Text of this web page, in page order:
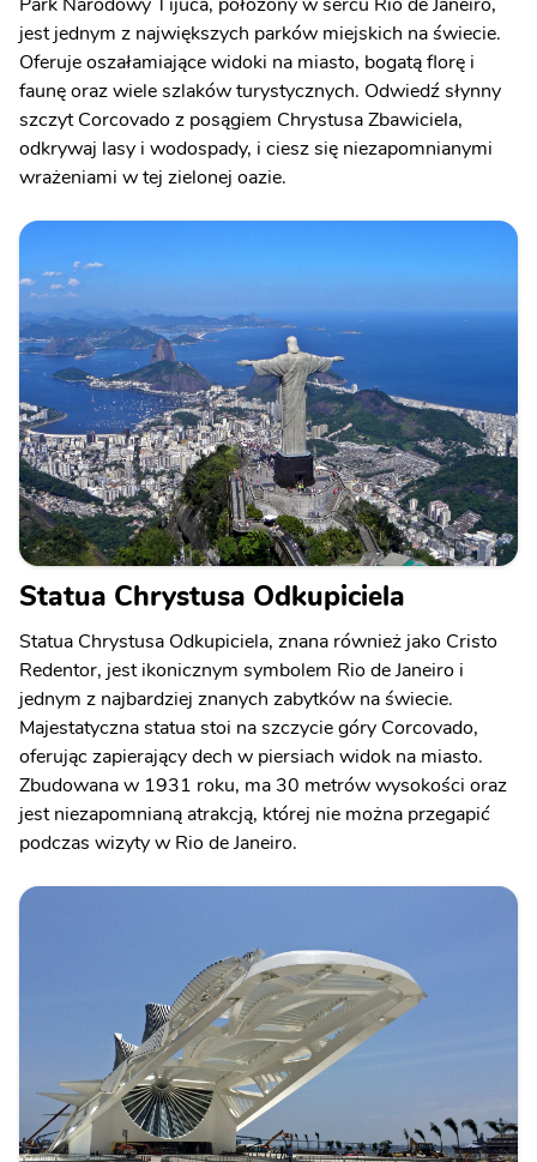
jest jednym z największych parków miejskich na świecie.
Oferuje oszałamiające widoki na miasto, bogatą florę i
faunę oraz wiele szlaków turystycznych. Odwiedź słynny
szczyt Corcovado z posągiem Chrystusa Zbawiciela,
odkrywaj lasy i wodospady, i ciesz się niezapomnianymi
wrażeniami w tej zielonej oazie.
Statua Chrystusa Odkupiciela
Statua Chrystusa Odkupiciela, znana również jako Cristo
Redentor, jest ikonicznym symbolem Rio de Janeiro i
jednym z najbardziej znanych zabytków na świecie.
Majestatyczna statua stoi na szczycie góry Corcovado,
oferując zapierający dech w piersiach widok na miasto.
Zbudowana w 1931 roku, ma 30 metrów wysokości oraz
jest niezapomnianą atrakcją, której nie można przegapić
podczas wizyty w Rio de Janeiro.